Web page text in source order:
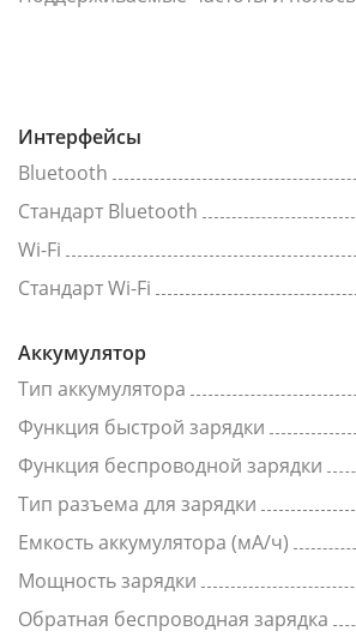
Интерфейсы
Bluetooth
Стандарт Bluetooth
Wi-Fi
Стандарт Wi-Fi
Аккумулятор
Тип аккумулятора
Функция быстрой зарядки
Функция беспроводной зарядки
Тип разъема для зарядки
Емкость аккумулятора (мА/ч)
Мощность зарядки
Обратная беспроводная зарядка